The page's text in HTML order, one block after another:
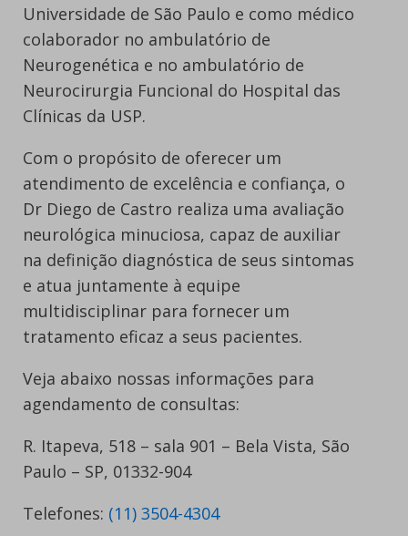
Universidade de São Paulo e como médico
colaborador no ambulatório de
Neurogenética e no ambulatório de
Neurocirurgia Funcional do Hospital das
Clínicas da USP.
Com o propósito de oferecer um
atendimento de excelência e confiança, o
Dr Diego de Castro realiza uma avaliação
neurológica minuciosa, capaz de auxiliar
na definição diagnóstica de seus sintomas
e atua juntamente à equipe
multidisciplinar para fornecer um
tratamento eficaz a seus pacientes.
Veja abaixo nossas informações para
agendamento de consultas:
R. Itapeva, 518 – sala 901 – Bela Vista, São
Paulo – SP, 01332-904
Telefones: (11) 3504-4304